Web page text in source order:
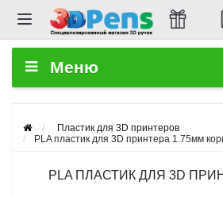
Меню
Пластик для 3D принтеров
PLA пластик для 3D принтера 1.75мм
PLA ПЛАСТИК ДЛЯ 3D